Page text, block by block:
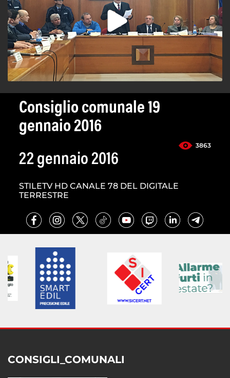
Consiglio comunale 19
gennaio 2016
3863
22 gennaio 2016
STILETV HD CANALE 78 DEL DIGITALE
TERRESTRE
CONSIGLI_COMUNALI